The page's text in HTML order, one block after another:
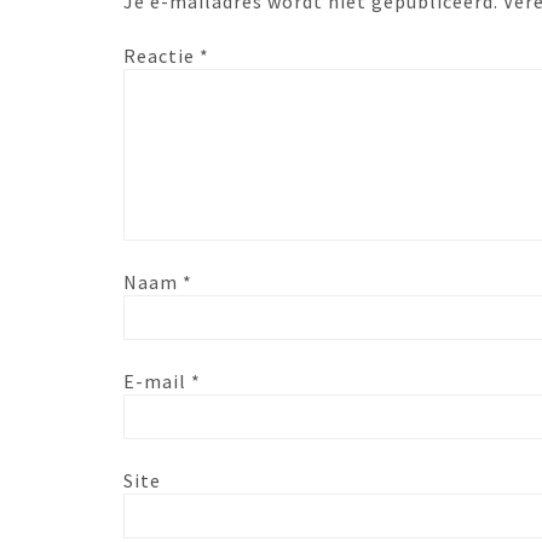
Reactie *
Naam *
E-mail *
Site